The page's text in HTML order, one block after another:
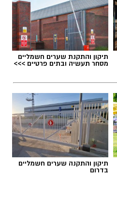
תיקון והתקנת שערים חשמליים
מסחר תעשיה ובתים פרטיים >>>
תיקון והתקנה שערים חשמליים
בדרום